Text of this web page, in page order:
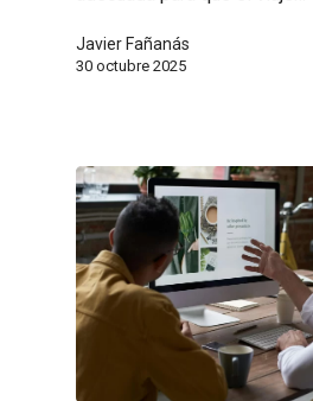
Javier Fañanás
30 octubre 2025